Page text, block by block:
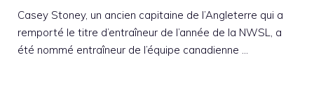
Casey Stoney, un ancien capitaine de l’Angleterre qui a
remporté le titre d’entraîneur de l’année de la NWSL, a
été nommé entraîneur de l’équipe canadienne …